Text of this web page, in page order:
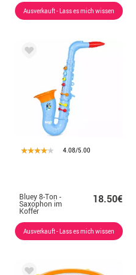
Ausverkauft - Lass es mich wissen
4.08/5.00
Bluey 8-Ton -
Saxophon im
Koffer
18.50€
Ausverkauft - Lass es mich wissen